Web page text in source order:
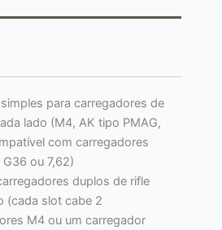
para carregadores de
lado (M4, AK tipo PMAG,
com carregadores
ou 7,62)
duplos de rifle
(cada slot cabe 2
M4 ou um carregador